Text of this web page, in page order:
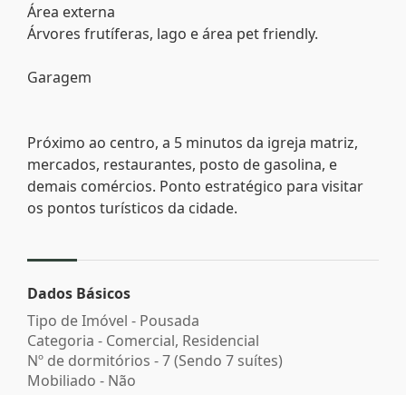
Área externa
Árvores frutíferas, lago e área pet friendly.
Garagem
Próximo ao centro, a 5 minutos da igreja matriz,
mercados, restaurantes, posto de gasolina, e
demais comércios. Ponto estratégico para visitar
os pontos turísticos da cidade.
Dados Básicos
Tipo de Imóvel - Pousada
Categoria - Comercial, Residencial
Nº de dormitórios - 7 (Sendo 7 suítes)
Mobiliado - Não